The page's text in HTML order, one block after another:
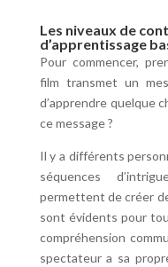
Les niveaux de
d’apprentissage
Pour commencer,
film transmet un
d’apprendre quelque
ce message ?
Il y a différents
séquences
permettent de créer
sont évidents pour
compréhension
spectateur a sa